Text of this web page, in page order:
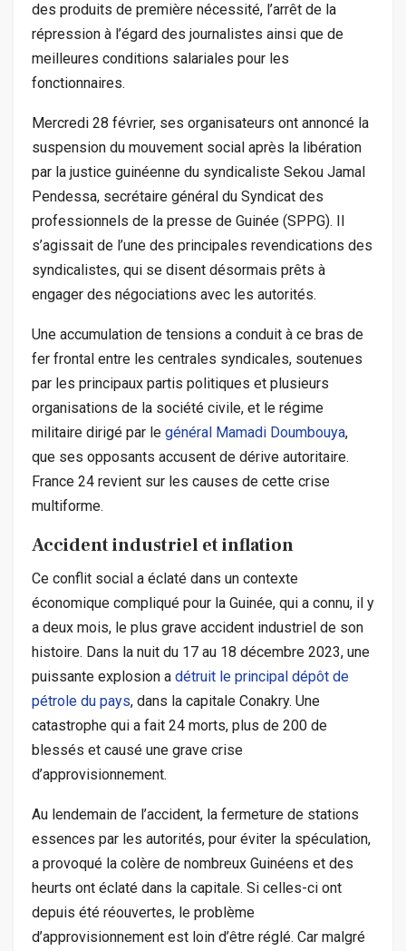
des produits de première nécessité, l’arrêt de la
répression à l’égard des journalistes ainsi que de
meilleures conditions salariales pour les
fonctionnaires.
Mercredi 28 février, ses organisateurs ont annoncé la
suspension du mouvement social après la libération
par la justice guinéenne du syndicaliste Sekou Jamal
Pendessa, secrétaire général du Syndicat des
professionnels de la presse de Guinée (SPPG). Il
s’agissait de l’une des principales revendications des
syndicalistes, qui se disent désormais prêts à
engager des négociations avec les autorités.
Une accumulation de tensions a conduit à ce bras de
fer frontal entre les centrales syndicales, soutenues
par les principaux partis politiques et plusieurs
organisations de la société civile, et le régime
militaire dirigé par le général Mamadi Doumbouya,
que ses opposants accusent de dérive autoritaire.
France 24 revient sur les causes de cette crise
multiforme.
Accident industriel et inflation
Ce conflit social a éclaté dans un contexte
économique compliqué pour la Guinée, qui a connu, il y
a deux mois, le plus grave accident industriel de son
histoire. Dans la nuit du 17 au 18 décembre 2023, une
puissante explosion a détruit le principal dépôt de
pétrole du pays, dans la capitale Conakry. Une
catastrophe qui a fait 24 morts, plus de 200 de
blessés et causé une grave crise
d’approvisionnement.
Au lendemain de l’accident, la fermeture de stations
essences par les autorités, pour éviter la spéculation,
a provoqué la colère de nombreux Guinéens et des
heurts ont éclaté dans la capitale. Si celles-ci ont
depuis été réouvertes, le problème
d’approvisionnement est loin d’être réglé. Car malgré